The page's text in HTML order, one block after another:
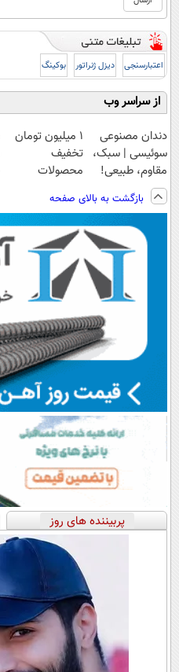
اعتبارسنجی دیزل ژنراتور بوکینگ
از سراسر وب
دندان مصنوعی
سوئیسی | سبک،
مقاوم، طبیعی!
ویزیت
رایگان+پرداخت
اقساطی😍
۱ میلیون تومان
تخفیف
محصولات
نزدیک‌تر به
شروع کاهش
وزن
بازگشت به بالای صفحه
پربیننده های روز